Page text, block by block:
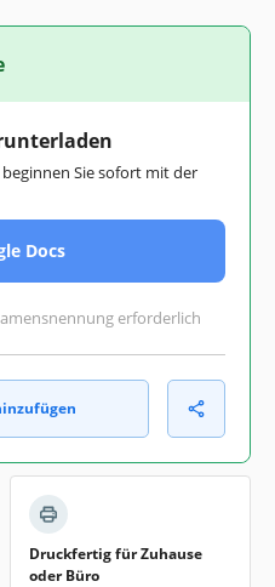
Sie sofort mit der
Docs
erforderlich
Druckfertig für Zuhause
oder Büro